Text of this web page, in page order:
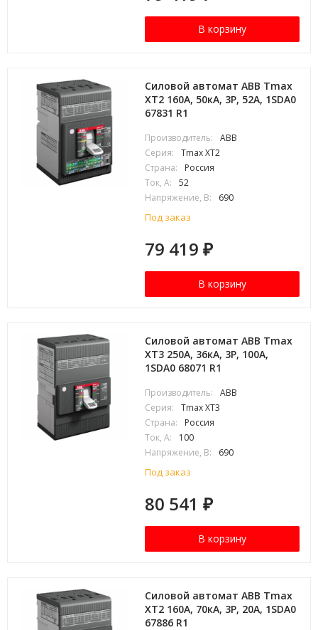
В корзину
Силовой автомат ABB Tmax
XT2 160А, 50кА, 3P, 52А, 1SDA0
67831 R1
Производитель:
ABB
Серия:
Tmax XT2
Страна:
Россия
Ток, А:
52
Напряжение, В:
690
Под заказ
79 419₽
В корзину
Силовой автомат ABB Tmax
XT3 250А, 36кА, 3P, 100А,
1SDA0 68071 R1
Производитель:
ABB
Серия:
Tmax XT3
Страна:
Россия
Ток, А:
100
Напряжение, В:
690
Под заказ
80 541₽
В корзину
Силовой автомат ABB Tmax
XT2 160А, 70кА, 3P, 20А, 1SDA0
67886 R1